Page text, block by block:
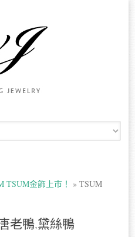
TSUM金飾上市！ » TSUM
老鴨,黛絲鴨